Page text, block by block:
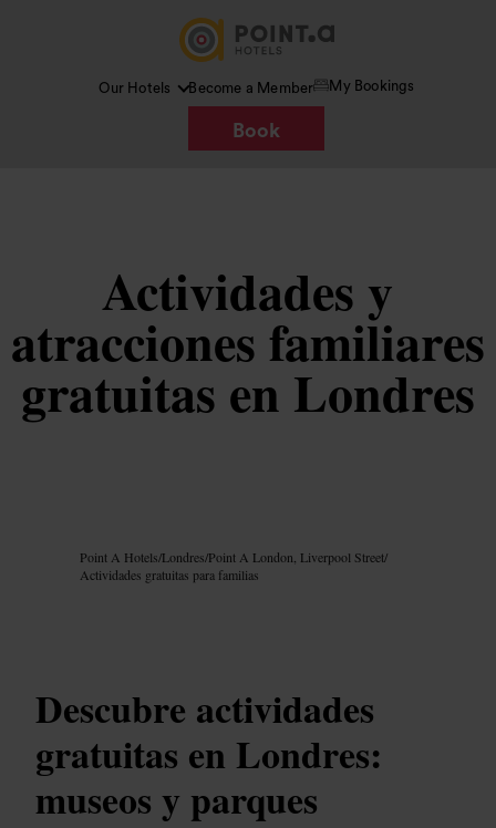
Our Hotels Become a Member My Bookings
Book
Actividades y
atracciones familiares
gratuitas en Londres
Point A Hotels/Londres/Point A London, Liverpool Street/
Actividades gratuitas para familias
Descubre actividades
gratuitas en Londres:
museos y parques